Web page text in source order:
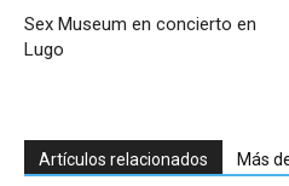
Sex Museum en concierto en
Lugo
Artículos relacionados Más